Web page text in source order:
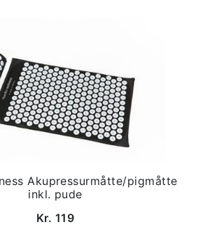
Akupressurmåtte/pigmåtte
inkl. pude
Kr. 119